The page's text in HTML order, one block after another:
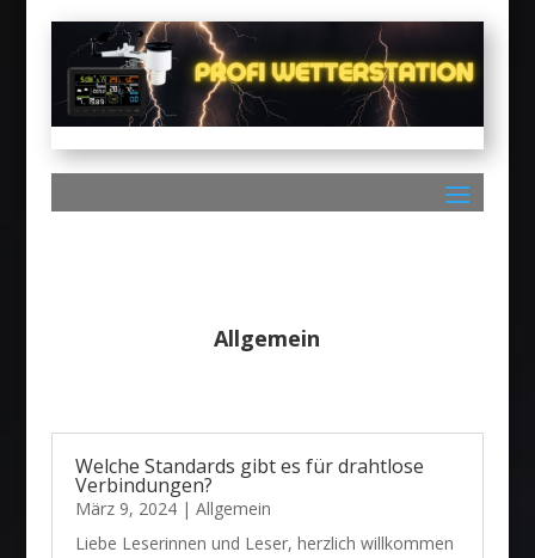
Allgemein
Welche Standards gibt es für drahtlose
Verbindungen?
März 9, 2024| Allgemein
Liebe Leserinnen und Leser, herzlich willkommen